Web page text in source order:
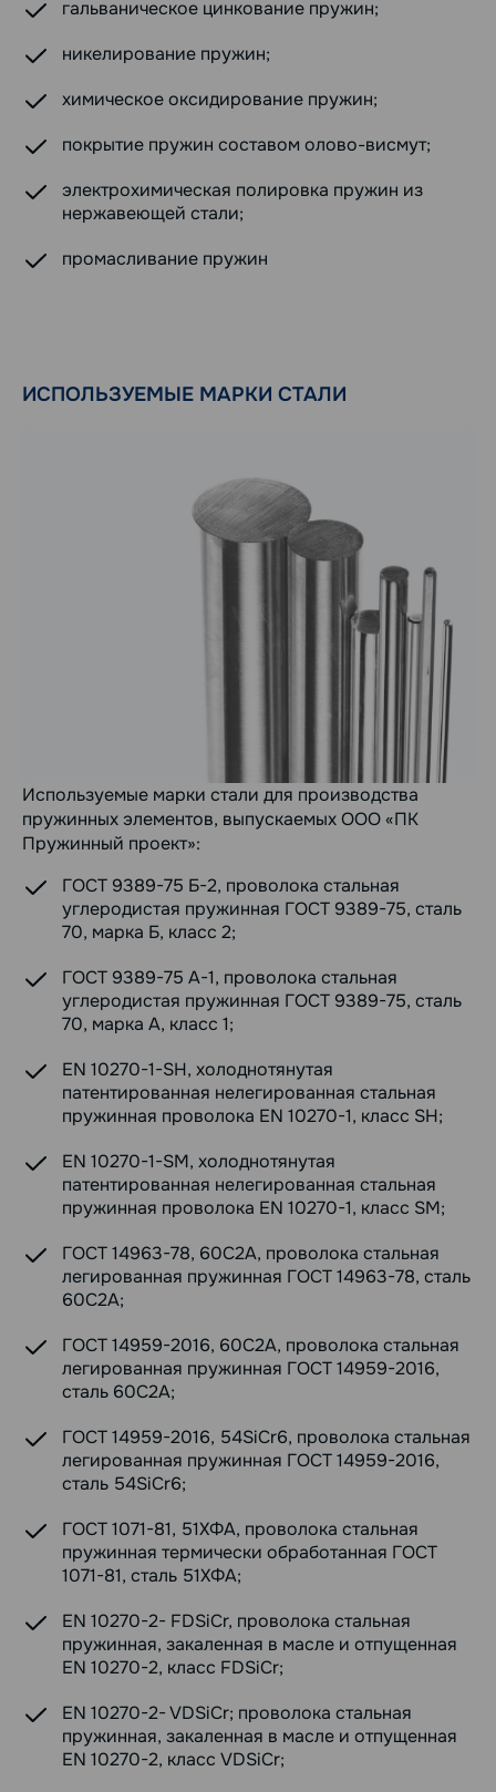
гальваническое цинкование пружин;
никелирование пружин;
химическое оксидирование пружин;
покрытие пружин составом олово-висмут;
электрохимическая полировка пружин из
нержавеющей стали;
промасливание пружин
ИСПОЛЬЗУЕМЫЕ МАРКИ СТАЛИ
Используемые марки стали для производства
пружинных элементов, выпускаемых ООО «ПК
Пружинный проект»:
ГОСТ 9389-75 Б-2, проволока стальная
углеродистая пружинная ГОСТ 9389-75, сталь
70, марка Б, класс 2;
ГОСТ 9389-75 А-1, проволока стальная
углеродистая пружинная ГОСТ 9389-75, сталь
70, марка А, класс 1;
EN 10270-1-SH, холоднотянутая
патентированная нелегированная стальная
пружинная проволока EN 10270-1, класс SH;
EN 10270-1-SM, холоднотянутая
патентированная нелегированная стальная
пружинная проволока EN 10270-1, класс SM;
ГОСТ 14963-78, 60С2А, проволока стальная
легированная пружинная ГОСТ 14963-78, сталь
60С2А;
ГОСТ 14959-2016, 60С2А, проволока стальная
легированная пружинная ГОСТ 14959-2016,
сталь 60С2А;
ГОСТ 14959-2016, 54SiCr6, проволока стальная
легированная пружинная ГОСТ 14959-2016,
сталь 54SiCr6;
ГОСТ 1071-81, 51ХФА, проволока стальная
пружинная термически обработанная ГОСТ
1071-81, сталь 51ХФА;
EN 10270-2- FDSiCr, проволока стальная
пружинная, закаленная в масле и отпущенная
EN 10270-2, класс FDSiCr;
EN 10270-2- VDSiCr; проволока стальная
пружинная, закаленная в масле и отпущенная
EN 10270-2, класс VDSiCr;